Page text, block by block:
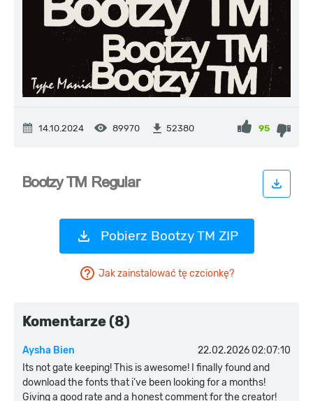
14.10.2024 89970 52380 95
Pobierz Bootzy TM ZIP
Jak zainstalować tę czcionkę?
Komentarze (8)
Aysha Bien
22.02.2026 02:07:10
Its not gate keeping! This is awesome! I finally found and
download the fonts that i've been looking for a months!
Giving a good rate and a honest comment for the creator!